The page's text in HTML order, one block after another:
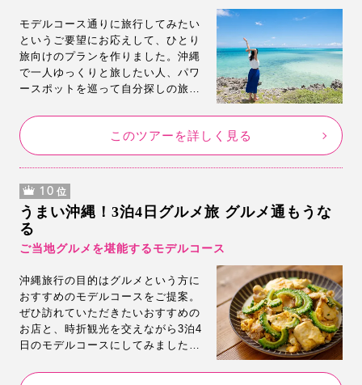
モデルコース通りに旅行してみたい
というご要望にお応えして、ひとり
旅向けのプランを作りました。沖縄
で一人ゆっくりと旅したい人、パワ
ースポットを巡って自分探しの旅が
合った旅行プランもご用意しまし
た。ぜひモデルコース通りに沖縄旅
行を楽しんでください。
このツアーを詳しく見る
10 位
うまい沖縄！3泊4日グルメ旅 グルメ通もうな
る
ご当地グルメを堪能するモデルコース
沖縄旅行の目的はグルメという方に
おすすめのモデルコースをご提案。
ぜひ訪れていただきたいおすすめの
お店と、時折観光を交えながら3泊4
日のモデルコースにしてみました。
ルコース通りの旅行が可能なフリー